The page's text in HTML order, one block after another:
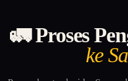
🚛 Proses
ke